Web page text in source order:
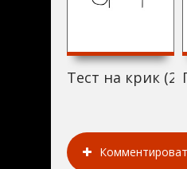
Тест на крик